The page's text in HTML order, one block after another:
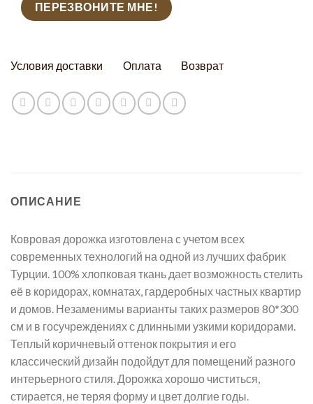
Условия доставки Оплата Возврат
ОПИСАНИЕ
Ковровая дорожка изготовлена с учетом всех
современных технологий на одной из лучших фабрик
Турции. 100% хлопковая ткань дает возможность стелить
её в коридорах, комнатах, гардеробных частных квартир
и домов. Незаменимы варианты таких размеров 80*300
см и в госучреждениях с длинными узкими коридорами.
Теплый коричневый оттенок покрытия и его
классический дизайн подойдут для помещений разного
интерьерного стиля. Дорожка хорошо чиститься,
стирается, не теряя форму и цвет долгие годы.